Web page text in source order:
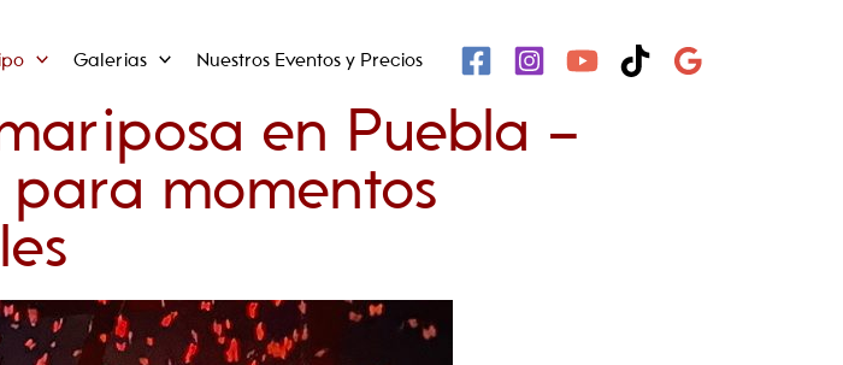
Galerias Nuestros Eventos y Precios
en Puebla –
para momentos